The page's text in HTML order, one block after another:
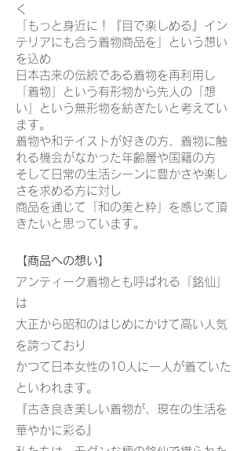
く
「もっと身近に！『目で楽しめる』イン
テリアにも合う着物商品を」という想い
を込め
日本古来の伝統である着物を再利用し
「着物」という有形物から先人の「想
い」という無形物を紡ぎたいと考えてい
ます。
着物や和テイストが好きの方、着物に触
れる機会がなかった年齢層や国籍の方
そして日常の生活シーンに豊かさや楽し
さを求める方に対し
商品を通じて「和の美と粋」を感じて頂
きたいと思っています。
【商品への想い】
アンティーク着物とも呼ばれる「銘仙」
は
大正から昭和のはじめにかけて高い人気
を誇っており
かつて日本女性の10人に一人が着ていた
といわれます。
『古き良き美しい着物が、現在の生活を
華やかに彩る』